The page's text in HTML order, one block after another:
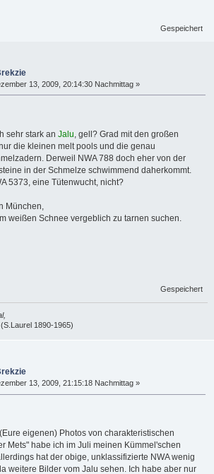
Gespeichert
13, 2009, 20:14:30 Nachmittag »
sehr stark an Jalu , gell? Grad mit den großen
die kleinen melt pools und die genau
Derweil NWA 788 doch eher von der
in der Schmelze schwimmend daherkommt.
5373, eine Tütenwucht, nicht?
München,
weißen Schnee vergeblich zu tarnen suchen.
Gespeichert
1890-1965)
13, 2009, 21:15:18 Nachmittag »
eigenen) Photos von charakteristischen
Mets" habe ich im Juli meinen Kümmel'schen
hat der obige, unklassifizierte NWA wenig
weitere Bilder vom Jalu sehen. Ich habe aber nur